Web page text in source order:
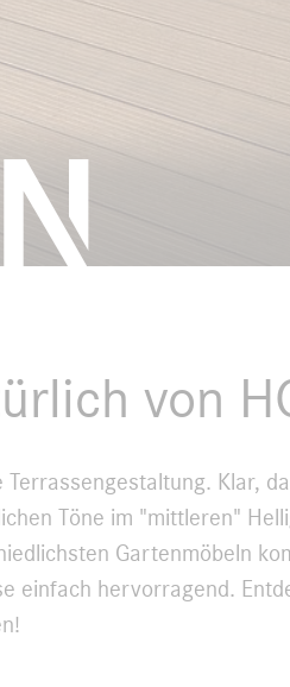
von
Klar,
Töne im "mittleren"
Gartenmöbeln
einfach hervorragend.